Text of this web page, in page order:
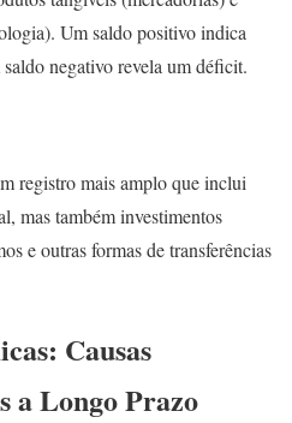
Um saldo positivo indica
negativo revela um déficit.
registro mais amplo que inclui
mas também investimentos
e outras formas de transferências
Causas
a Longo Prazo